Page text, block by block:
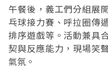
午餐後，義工們分組展
乓球接力賽、呼拉圈傳
排序遊戲等。活動兼具
契與反應能力，現場笑
氣氛。